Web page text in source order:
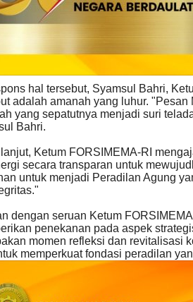
hal tersebut, Syamsul Bahri,
adalah amanah yang luhur.
yang sepatutnya menjadi suri
Bahri.
Ketum FORSIMEMA-RI
secara transparan untuk
untuk menjadi Peradilan Agung
dengan seruan Ketum
penekanan pada aspek
momen refleksi dan revitalisasi
memperkuat fondasi peradilan